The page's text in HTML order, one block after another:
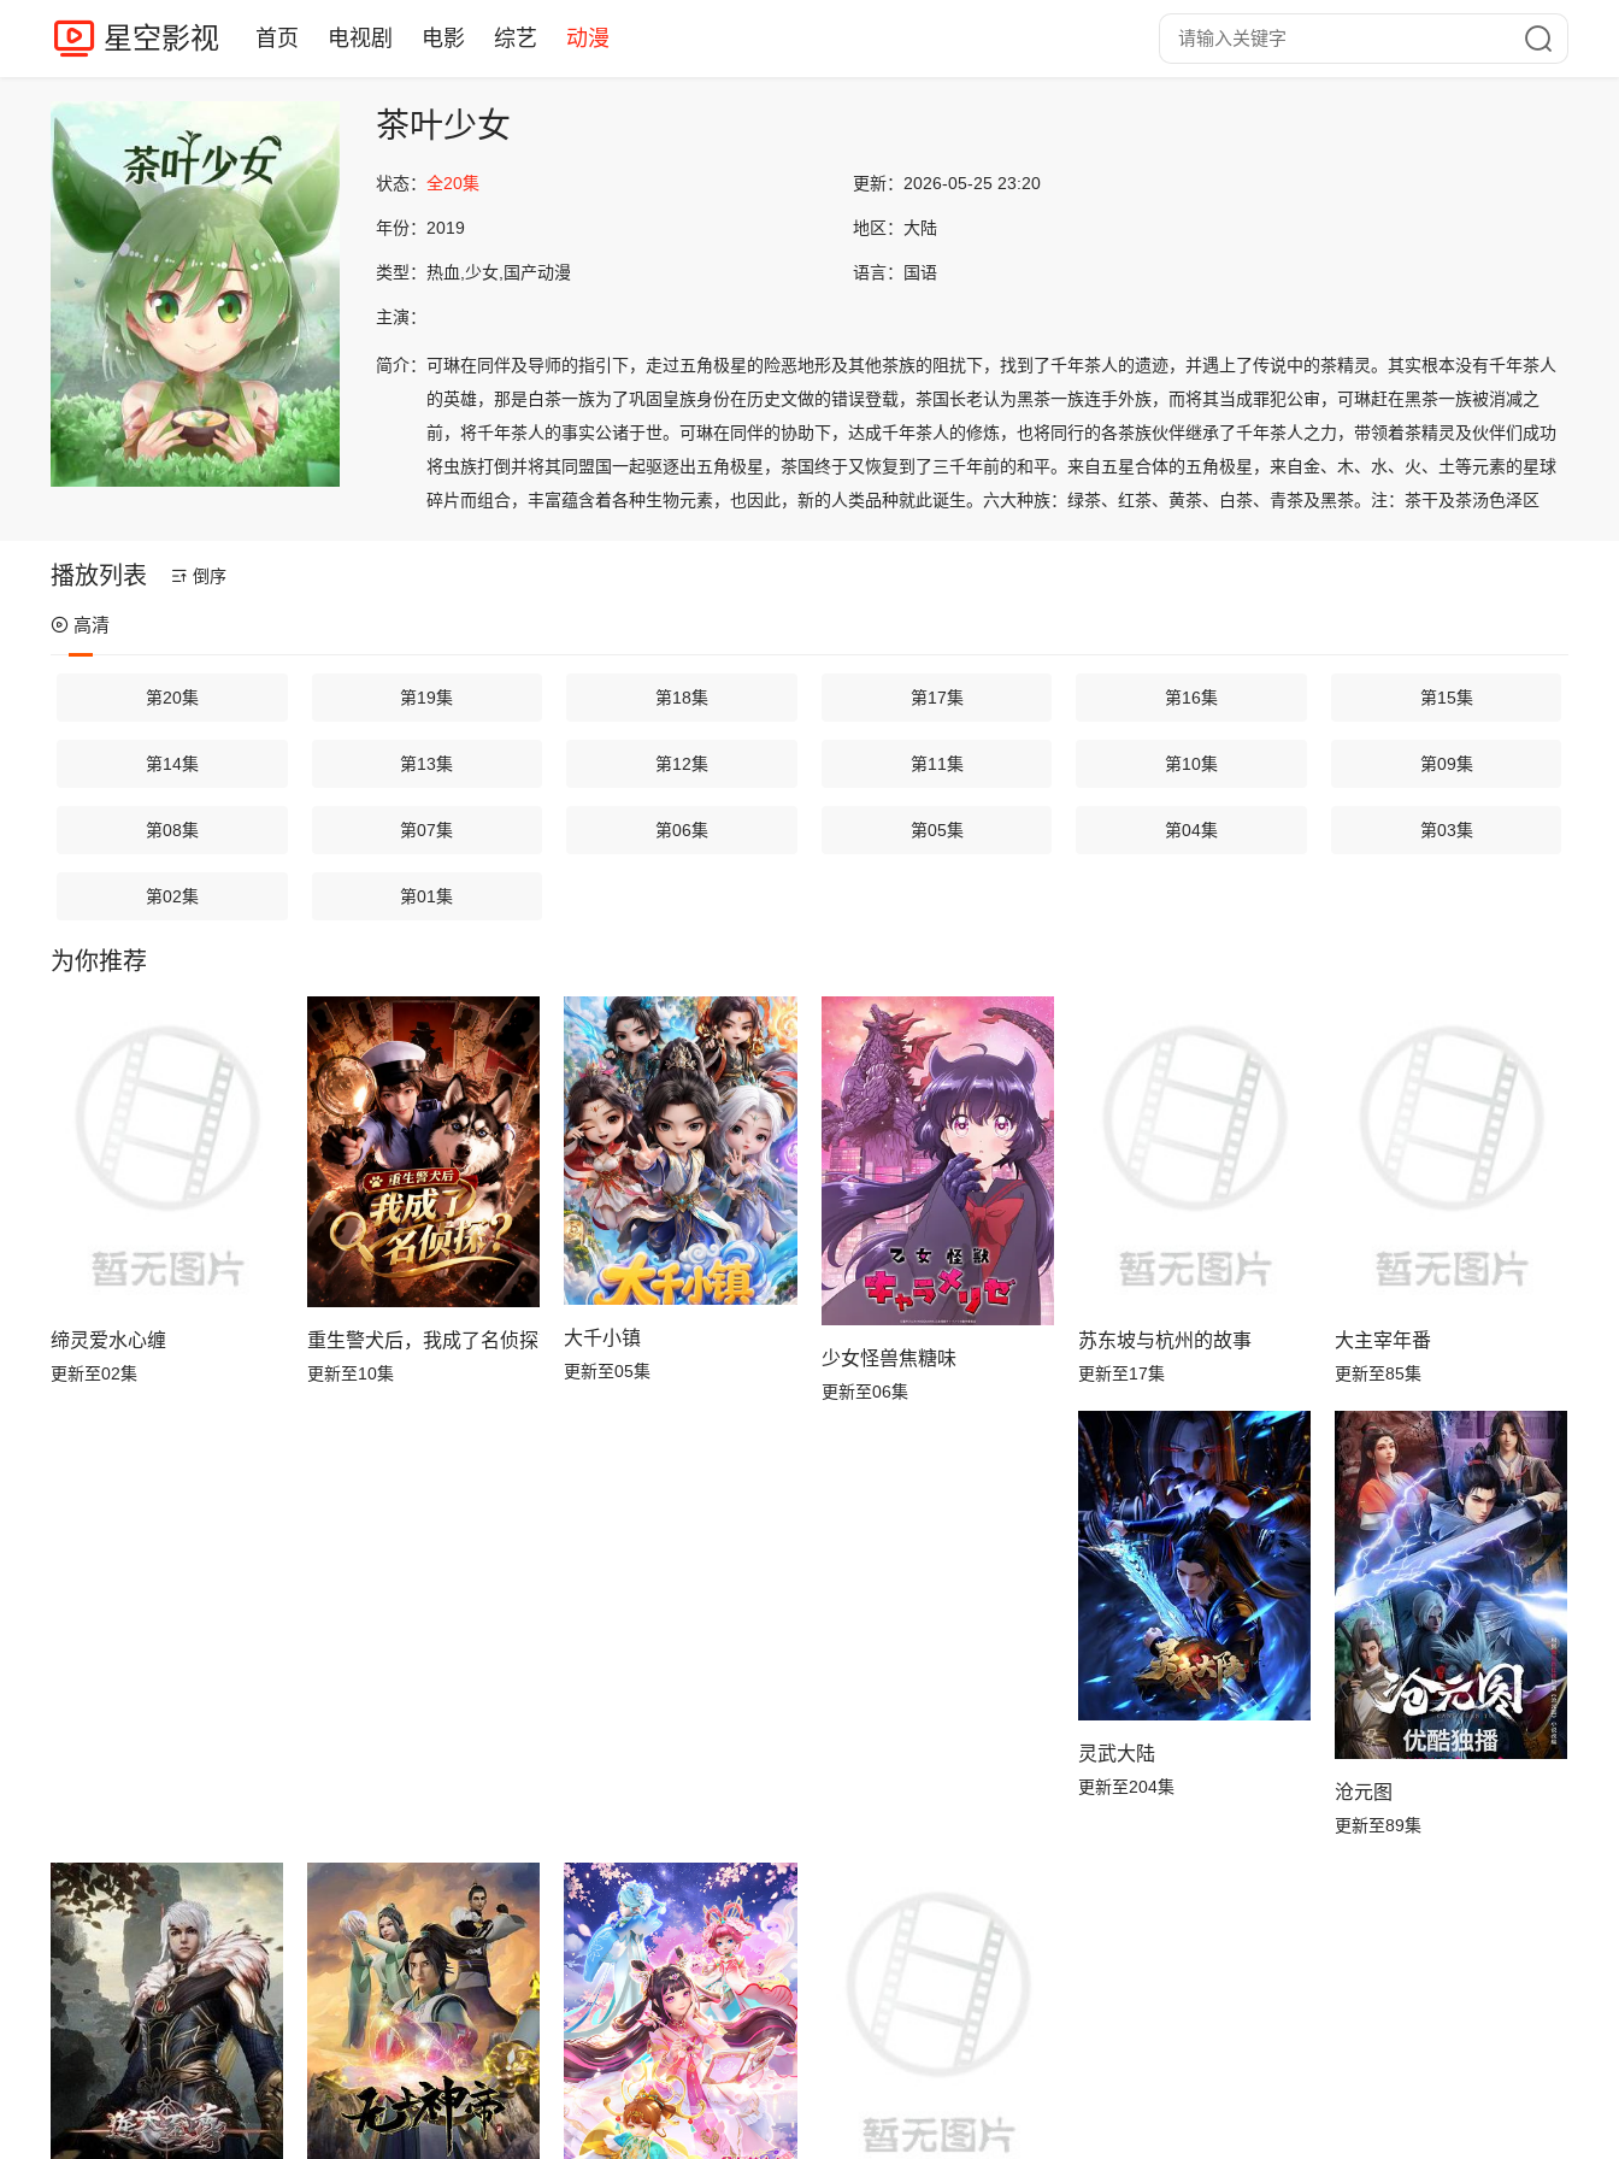
星空影视 首页 电视剧 电影 综艺 动漫
茶叶少女
状态： 全20集 更新： 2026-05-25 23:20
年份： 2019 地区： 大陆
类型： 热血,少女,国产动漫 语言： 国语
主演：
简介： 可琳在同伴及导师的指引下，走过五角极星的险恶地形及其他茶族的阻扰下，找到了千年茶人的遗迹，并遇上了传说中的茶精灵。其实根本没有千年茶人
的英雄，那是白茶一族为了巩固皇族身份在历史文做的错误登载，茶国长老认为黑茶一族连手外族，而将其当成罪犯公审，可琳赶在黑茶一族被消减之
前，将千年茶人的事实公诸于世。可琳在同伴的协助下，达成千年茶人的修炼，也将同行的各茶族伙伴继承了千年茶人之力，带领着茶精灵及伙伴们成功
将虫族打倒并将其同盟国一起驱逐出五角极星，茶国终于又恢复到了三千年前的和平。来自五星合体的五角极星，来自金、木、水、火、土等元素的星球
碎片而组合，丰富蕴含着各种生物元素，也因此，新的人类品种就此诞生。六大种族：绿茶、红茶、黄茶、白茶、青茶及黑茶。注：茶干及茶汤色泽区
播放列表 倒序
高清
第20集 第19集 第18集 第17集 第16集 第15集
第14集 第13集 第12集 第11集 第10集 第09集
第08集 第07集 第06集 第05集 第04集 第03集
第02集 第01集
为你推荐
缔灵爱水心缠
更新至02集
重生警犬后，我成了名侦探？
更新至10集
大千小镇
更新至05集
少女怪兽焦糖味
更新至06集
苏东坡与杭州的故事
更新至17集
大主宰年番
更新至85集
灵武大陆
更新至204集 沧元图
更新至89集